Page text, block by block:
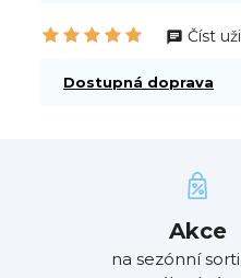
Číst
Dostupná doprava
Akce
na sezónní